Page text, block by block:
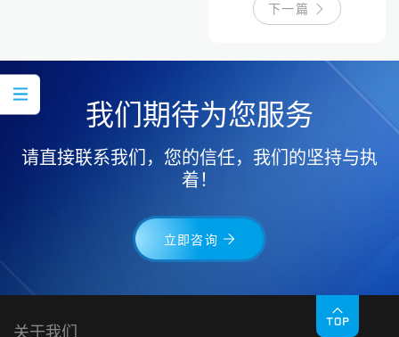
下一篇
我们期待为您服务
请直接联系我们，您的信任，我们的坚持与执
着！
立即咨询
关于我们